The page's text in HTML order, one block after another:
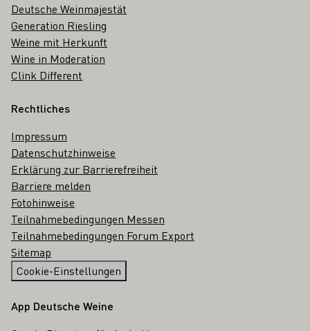
Deutsche Weinmajestät
Generation Riesling
Weine mit Herkunft
Wine in Moderation
Clink Different
Rechtliches
Impressum
Datenschutzhinweise
Erklärung zur Barrierefreiheit
Barriere melden
Fotohinweise
Teilnahmebedingungen Messen
Teilnahmebedingungen Forum Export
Sitemap
Cookie-Einstellungen
App Deutsche Weine